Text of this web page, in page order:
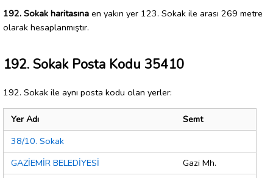
192. Sokak haritasına en yakın yer 123. Sokak ile arası 269 metre
olarak hesaplanmıştır.
192. Sokak Posta Kodu 35410
192. Sokak ile aynı posta kodu olan yerler:
Yer Adı
Semt
38/10. Sokak
GAZİEMİR BELEDİYESİ
Gazi Mh.